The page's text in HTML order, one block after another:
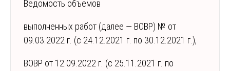
Ведомость объемов
выполненных работ (далее — ВОВР) № от
09.03.2022 г. (с 24.12.2021 г. по 30.12.2021 г.),
ВОВР от 12.09.2022 г. (с 25.11.2021 г. по